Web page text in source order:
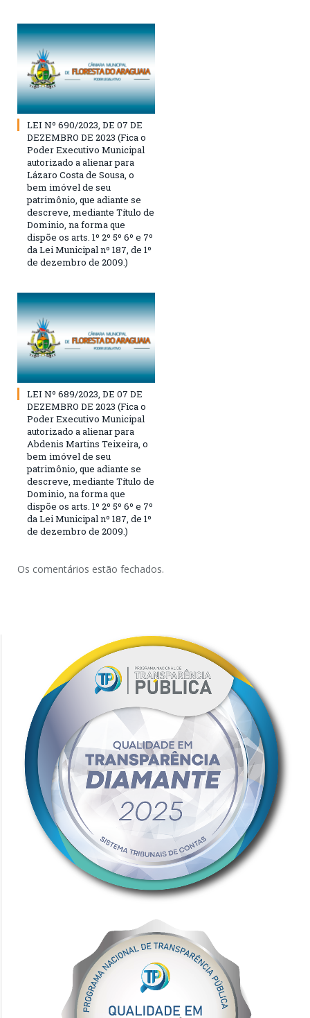
LEI Nº 690/2023, DE 07 DE
DEZEMBRO DE 2023 (Fica o
Poder Executivo Municipal
autorizado a alienar para
Lázaro Costa de Sousa, o
bem imóvel de seu
patrimônio, que adiante se
descreve, mediante Título de
Dominio, na forma que
dispõe os arts. 1º 2º 5º 6º e 7º
da Lei Municipal nº 187, de 1º
de dezembro de 2009.)
LEI Nº 689/2023, DE 07 DE
DEZEMBRO DE 2023 (Fica o
Poder Executivo Municipal
autorizado a alienar para
Abdenis Martins Teixeira, o
bem imóvel de seu
patrimônio, que adiante se
descreve, mediante Título de
Dominio, na forma que
dispõe os arts. 1º 2º 5º 6º e 7º
da Lei Municipal nº 187, de 1º
de dezembro de 2009.)
Os comentários estão fechados.